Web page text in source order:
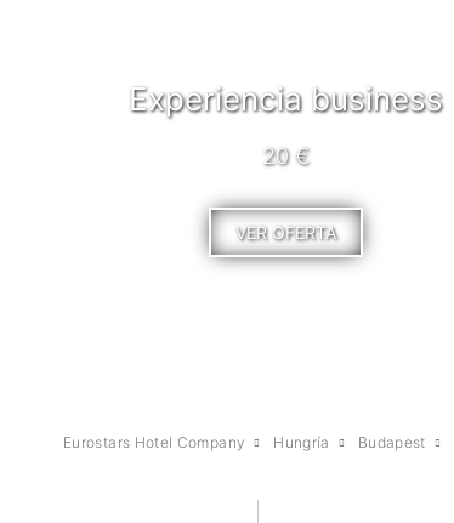
Experiencia business
20 €
VER OFERTA
Eurostars Hotel Company Hungría Budapest